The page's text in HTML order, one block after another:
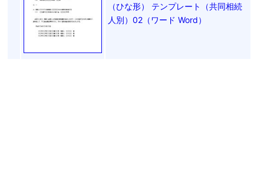
（ひな形） テンプレート（共同相続
人別）02（ワード Word）